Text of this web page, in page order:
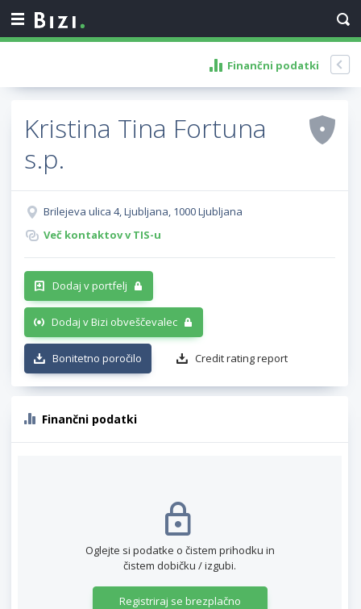
Finančni podatki
Kristina Tina Fortuna
s.p.
Brilejeva ulica 4, Ljubljana, 1000 Ljubljana
Več kontaktov v TIS-u
Dodaj v portfelj
Dodaj v Bizi obveščevalec
Bonitetno poročilo Credit rating report
Finančni podatki
Oglejte si podatke o čistem prihodku in
čistem dobičku / izgubi.
Registriraj se brezplačno